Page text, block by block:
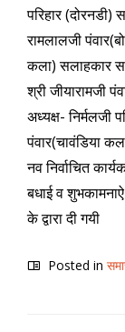
परिहार
रामलालजी
कला) सलाहकार
श्री जीयारामजी
अध्यक्ष- निर्मलजी
पंवार(चावंडिया
नव निर्वाचित
बधाई व
के द्वारा दी गयी
Posted in